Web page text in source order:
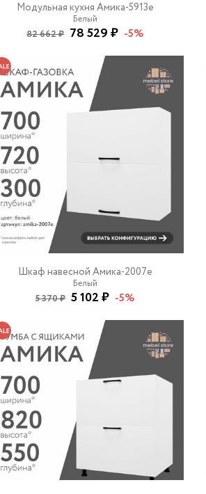
Модульная кухня Амика-5913e
Белый
82 662 ₽ 78 529 ₽ -5%
Шкаф навесной Амика-2007e
Белый
5 370 ₽ 5 102 ₽ -5%